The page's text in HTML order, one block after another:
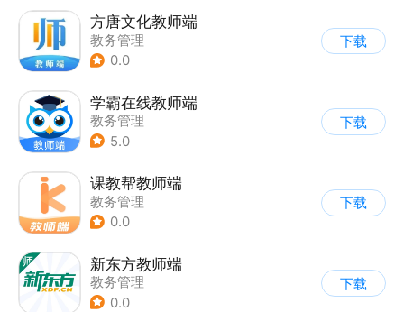
方唐文化教师端
教务管理
0.0
下载
学霸在线教师端
教务管理
5.0
下载
课教帮教师端
教务管理
0.0
下载
新东方教师端
教务管理
0.0
下载